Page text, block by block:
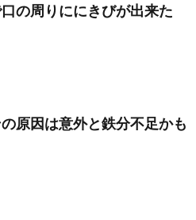
の周りににきびが出来た
原因は意外と鉄分不足かも